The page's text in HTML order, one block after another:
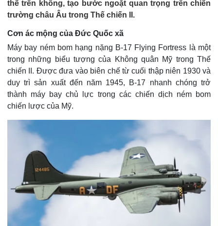
thế trên không, tạo bước ngoặt quan trọng trên chiến
trường châu Âu trong Thế chiến II.
Cơn ác mộng của Đức Quốc xã
Máy bay ném bom hạng nặng B-17 Flying Fortress là một
trong những biểu tượng của Không quân Mỹ trong Thế
chiến II. Được đưa vào biên chế từ cuối thập niên 1930 và
duy trì sản xuất đến năm 1945, B-17 nhanh chóng trở
thành máy bay chủ lực trong các chiến dịch ném bom
chiến lược của Mỹ.